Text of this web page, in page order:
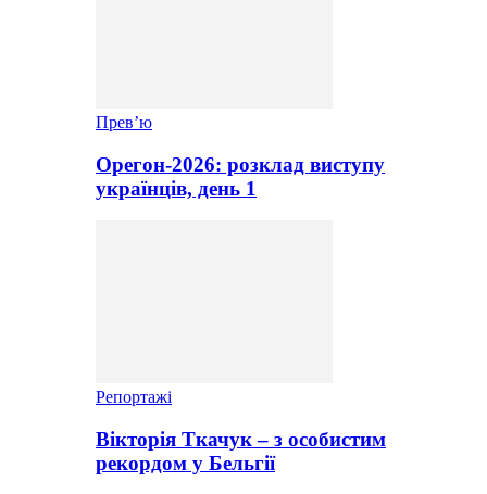
Прев’ю
Орегон-2026: розклад виступу
українців, день 1
Репортажі
Вікторія Ткачук – з особистим
рекордом у Бельгії